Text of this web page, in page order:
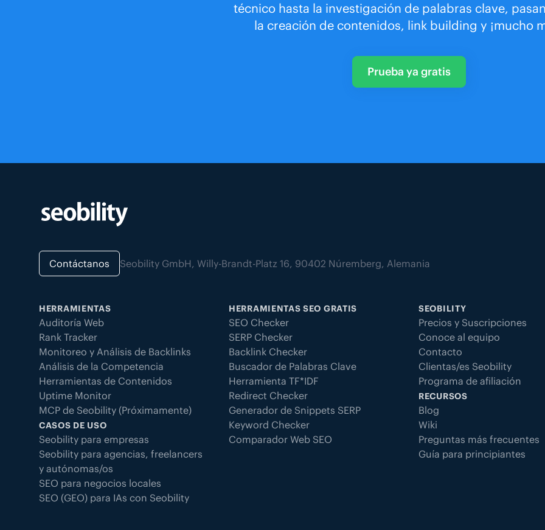
técnico hasta la investigación de palabras clave,
la creación de contenidos, link building y ¡mucho
Prueba ya gratis
Contáctanos Seobility GmbH, Willy-Brandt-Platz 16, 90402 Núremberg, Alemania
HERRAMIENTAS
Auditoría Web
Rank Tracker
Monitoreo y Análisis de Backlinks
Análisis de la Competencia
Herramientas de Contenidos
Uptime Monitor
MCP de Seobility (Próximamente)
CASOS DE USO
Seobility para empresas
Seobility para agencias, freelancers
y autónomas/os
SEO para negocios locales
SEO (GEO) para IAs con Seobility
HERRAMIENTAS SEO GRATIS
SEO Checker
SERP Checker
Backlink Checker
Buscador de Palabras Clave
Herramienta TF*IDF
Redirect Checker
Generador de Snippets SERP
Keyword Checker
Comparador Web SEO
SEOBILITY
Precios y Suscripciones
Conoce al equipo
Contacto
Clientas/es Seobility
Programa de afiliación
RECURSOS
Blog
Wiki
Preguntas más frecuentes
Guía para principiantes